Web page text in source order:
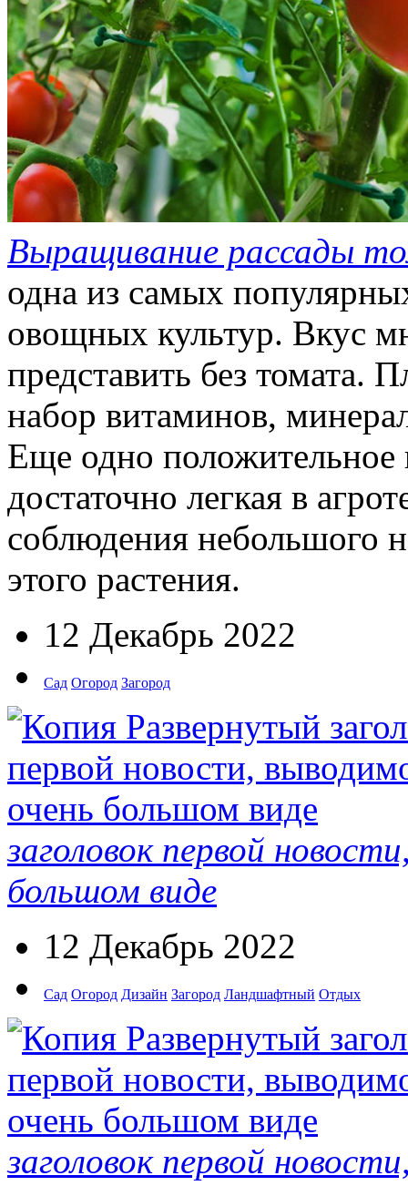
Выращивание рассады
одна из самых
овощных культур. Вкус
представить без томата.
набор витаминов,
Еще одно положительное
достаточно легкая в
соблюдения небольшого
этого растения.
12 Декабрь 2022
Сад Огород Загород
заголовок первой
большом виде
12 Декабрь 2022
Сад Огород Дизайн Загород Ландшафтный Отдых
заголовок первой